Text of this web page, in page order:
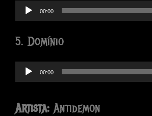
Tocador
de
áudio
00:00
5. Domínio
Tocador
de
áudio
00:00
Artista: Antidemon